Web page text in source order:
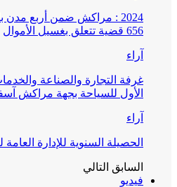
2024 : مراكش ضمن أربع
656 قضية تتعلق بغسيل الأموال
آراء
غرفة التجارة والصناعة
الأول للسياحة بجهة مراكش
آراء
الحصيلة السنوية للإدارة العامة
السابق التالي
فيديو